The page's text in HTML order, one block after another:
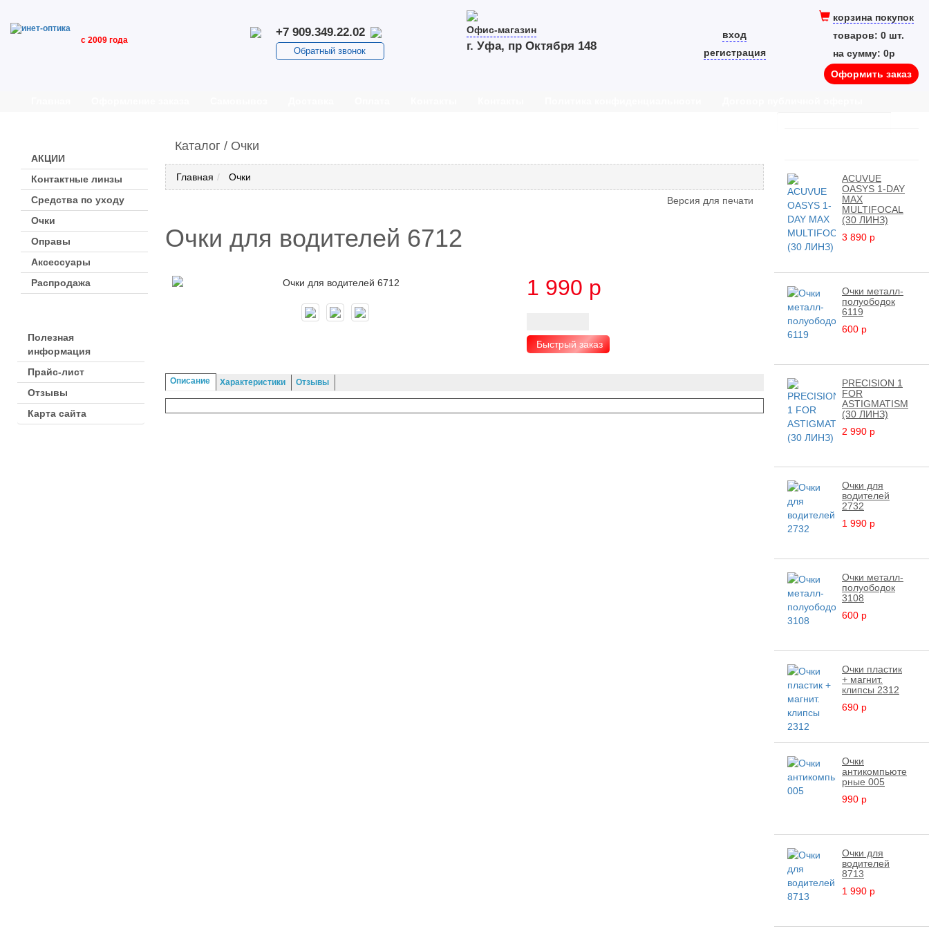
с 2009 года
+7 909.349.22.02
Обратный звонок
Офис-магазин
г. Уфа, пр Октября 148
вход
регистрация
корзина покупок
товаров: 0 шт.
на сумму: 0p
Оформить заказ
АКЦИИ
Контактные линзы
Средства по уходу
Очки
Оправы
Аксессуары
Распродажа
Полезная
информация
Прайс-лист
Отзывы
Карта сайта
Каталог / Очки
Главная Очки
Версия для печати
Очки для водителей 6712
1 990 p
Быстрый заказ
Описание Характеристики Отзывы
ACUVUE
OASYS 1-DAY
MAX
MULTIFOCAL
(30 ЛИНЗ)
3 890 p
Очки металл-
полуободок
6119
600 p
PRECISION 1
FOR
ASTIGMATISM
(30 ЛИНЗ)
2 990 p
Очки для
водителей
2732
1 990 p
Очки металл-
полуободок
3108
600 p
Очки пластик
+ магнит.
клипсы 2312
690 p
Очки
антикомпьюте
рные 005
990 p
Очки для
водителей
8713
1 990 p